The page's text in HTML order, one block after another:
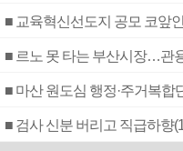
■ 교육혁신선도지 공모 코앞
■ 르노 못 타는 부산시장…관
■ 마산 원도심 행정·주거복합